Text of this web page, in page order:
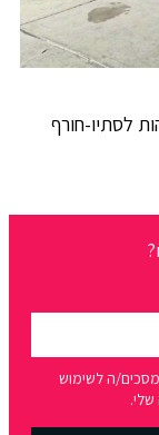
לסתיו-חורף
מסכים/ה לשימוש